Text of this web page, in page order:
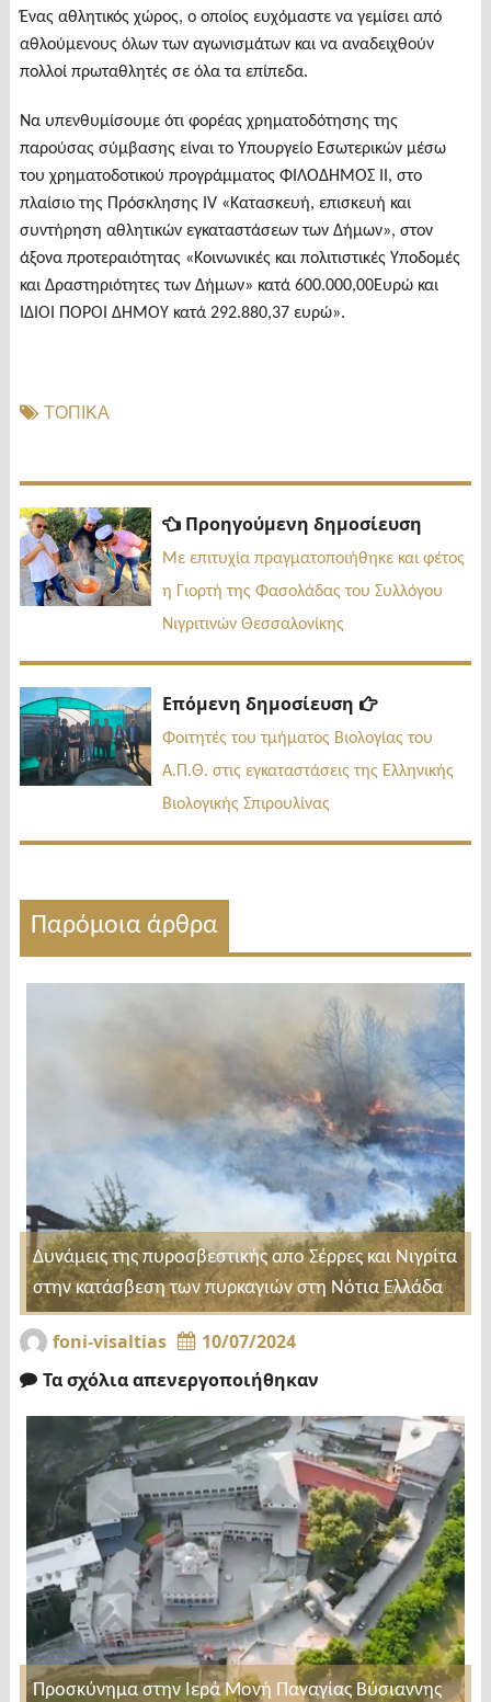
Ένας αθλητικός χώρος, ο οποίος ευχόμαστε να γεμίσει από
αθλούμενους όλων των αγωνισμάτων και να αναδειχθούν
πολλοί πρωταθλητές σε όλα τα επίπεδα.
Να υπενθυμίσουμε ότι φορέας χρηματοδότησης της
παρούσας σύμβασης είναι το Υπουργείο Εσωτερικών μέσω
του χρηματοδοτικού προγράμματος ΦΙΛΟΔΗΜΟΣ ΙΙ, στο
πλαίσιο της Πρόσκλησης ΙV «Κατασκευή, επισκευή και
συντήρηση αθλητικών εγκαταστάσεων των Δήμων», στον
άξονα προτεραιότητας «Κοινωνικές και πολιτιστικές Υποδομές
και Δραστηριότητες των Δήμων» κατά 600.000,00Ευρώ και
ΙΔΙΟΙ ΠΟΡΟΙ ΔΗΜΟΥ κατά 292.880,37 ευρώ».
ΤΟΠΙΚΑ
Πλοήγηση
άρθρων
Προηγούμενη δημοσίευση
Με επιτυχία πραγματοποιήθηκε και φέτος
η Γιορτή της Φασολάδας του Συλλόγου
Νιγριτινών Θεσσαλονίκης
Επόμενη δημοσίευση
Επόμενη
Φοιτητές του τμήματος Βιολογίας του
Α.Π.Θ. στις εγκαταστάσεις της Ελληνικής
Βιολογικής Σπιρουλίνας
Παρόμοια άρθρα
Δυνάμεις της πυροσβεστικής απο Σέρρες και Νιγρίτα
στην κατάσβεση των πυρκαγιών στη Νότια Ελλάδα
foni-visaltias
10/07/2024
Τα σχόλια απενεργοποιήθηκαν
Προσκύνημα στην Ιερά Μονή Παναγίας Βύσιαννης